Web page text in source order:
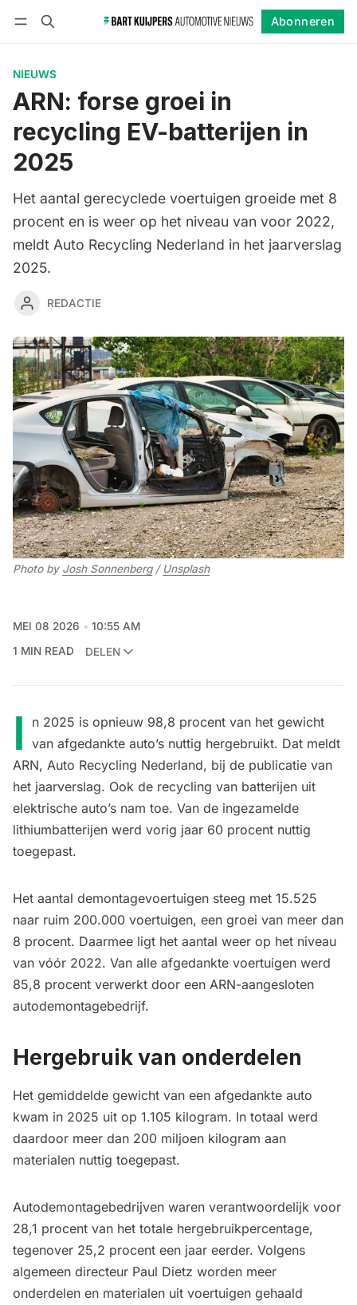
Abonneren
NIEUWS
ARN: forse groei in
recycling EV-batterijen in
2025
Het aantal gerecyclede voertuigen groeide met 8
procent en is weer op het niveau van voor 2022,
meldt Auto Recycling Nederland in het jaarverslag
2025.
REDACTIE
Photo by Josh Sonnenberg / Unsplash
MEI 08 2026
10:55 AM
1 MIN READ
DELEN
I
n 2025 is opnieuw 98,8 procent van het gewicht
van afgedankte auto’s nuttig hergebruikt. Dat meldt
ARN, Auto Recycling Nederland, bij de publicatie van
het jaarverslag. Ook de recycling van batterijen uit
elektrische auto’s nam toe. Van de ingezamelde
lithiumbatterijen werd vorig jaar 60 procent nuttig
toegepast.
Het aantal demontagevoertuigen steeg met 15.525
naar ruim 200.000 voertuigen, een groei van meer dan
8 procent. Daarmee ligt het aantal weer op het niveau
van vóór 2022. Van alle afgedankte voertuigen werd
85,8 procent verwerkt door een ARN-aangesloten
autodemontagebedrijf.
Hergebruik van onderdelen
Het gemiddelde gewicht van een afgedankte auto
kwam in 2025 uit op 1.105 kilogram. In totaal werd
daardoor meer dan 200 miljoen kilogram aan
materialen nuttig toegepast.
Autodemontagebedrijven waren verantwoordelijk voor
28,1 procent van het totale hergebruikpercentage,
tegenover 25,2 procent een jaar eerder. Volgens
algemeen directeur Paul Dietz worden meer
onderdelen en materialen uit voertuigen gehaald